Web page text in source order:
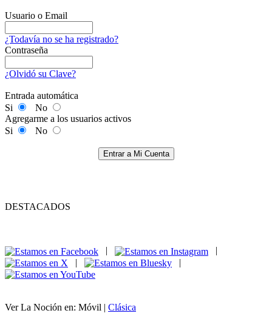
Usuario o Email
¿Todavía no se ha registrado?
Contraseña
¿Olvidó su Clave?
Entrada automática
Si
No
Agregarme a los usuarios activos
Si
No
Entrar a Mi Cuenta
DESTACADOS
|
|
Ver La Noción en: Móvil | Clásica